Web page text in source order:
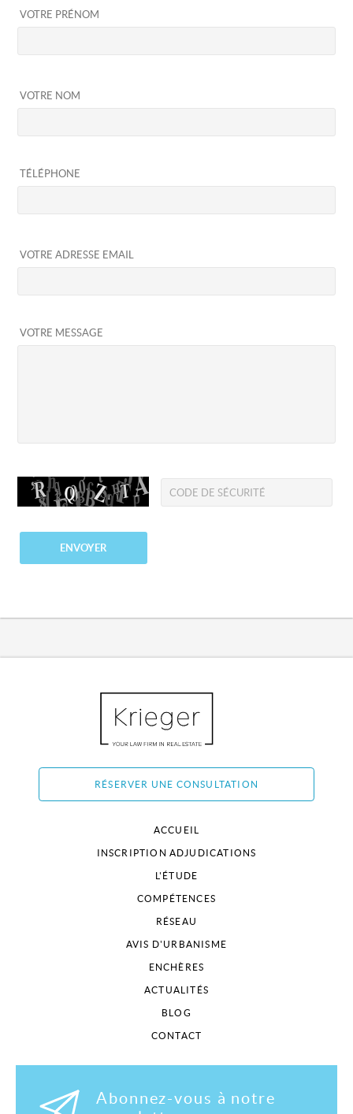
VOTRE PRÉNOM
VOTRE NOM
TÉLÉPHONE
VOTRE ADRESSE EMAIL
VOTRE MESSAGE
RÉSERVER UNE CONSULTATION
ACCUEIL
INSCRIPTION ADJUDICATIONS
L'ÉTUDE
COMPÉTENCES
RÉSEAU
AVIS D'URBANISME
ENCHÈRES
ACTUALITÉS
BLOG
CONTACT
Abonnez-vous à notre